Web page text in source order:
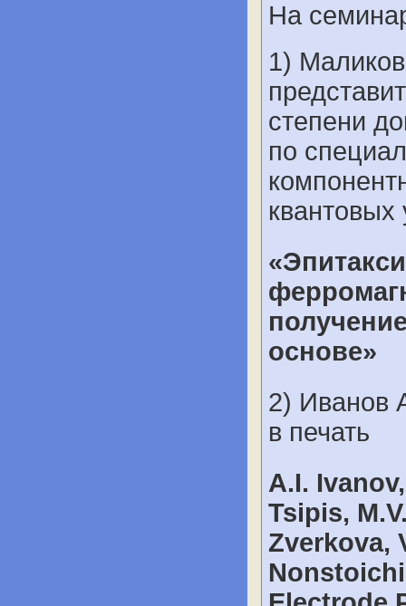
На
1)
степени
по
квантовых
основе»
2) Иванов
в печать
A.I.
Tsipis,
Zverkova,